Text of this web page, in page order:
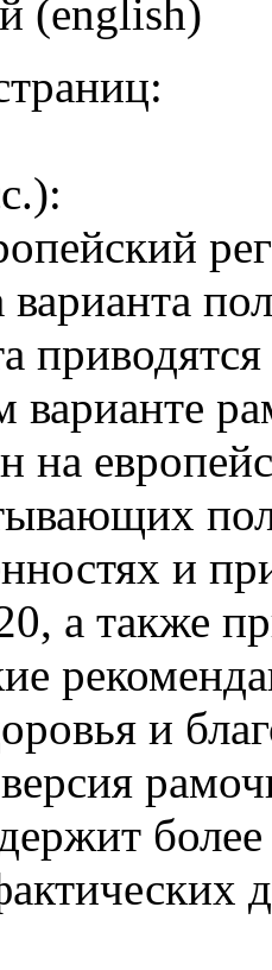
(english)
варианта
варианте
на
и
а также
и
версия